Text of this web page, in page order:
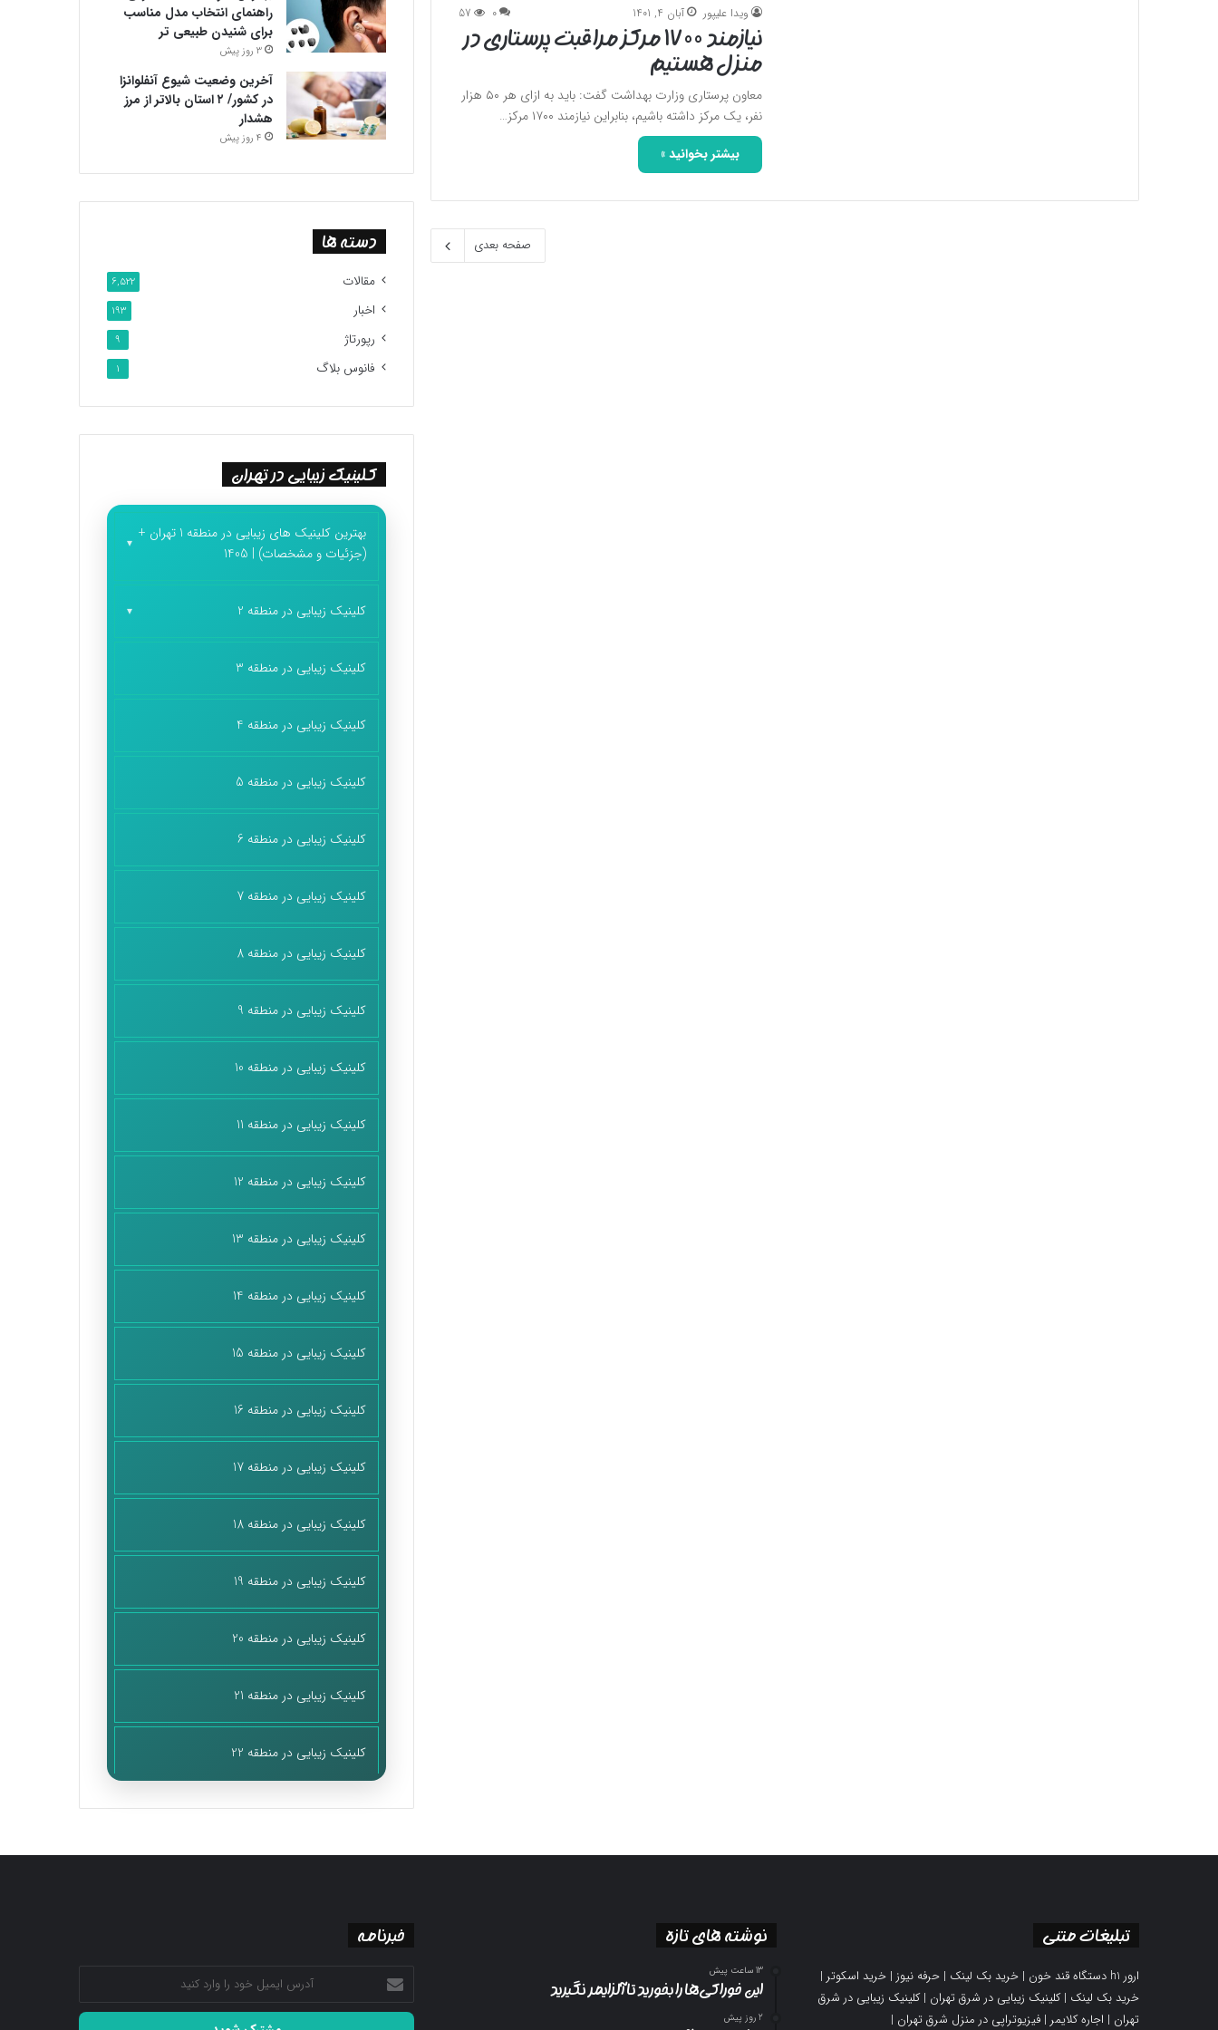
ویدا علیپور آبان 4, 1401 0
57
نیازمند ۱۷۰۰ مرکز مراقبت پرستاری در
منزل هستیم
معاون پرستاری وزارت بهداشت گفت: باید به ازای هر ۵۰ هزار
نفر، یک مرکز داشته باشیم، بنابراین نیازمند ۱۷۰۰ مرکز…
بیشتر بخوانید »
صفحه بعدی
راهنمای انتخاب مدل مناسب
برای شنیدن طبیعی تر
3 روز پیش
آخرین وضعیت شیوع آنفلوانزا
در کشور/ ۲ استان بالاتر از مرز
هشدار
4 روز پیش
دسته ها
مقالات 6,522
اخبار 193
رپورتاژ 9
فانوس بلاگ 1
کلینیک زیبایی در تهران
بهترین کلینیک های زیبایی در منطقه 1 تهران +
(جزئیات و مشخصات) | 1405
کلینیک زیبایی در منطقه 2
کلینیک زیبایی در منطقه 3
کلینیک زیبایی در منطقه 4
کلینیک زیبایی در منطقه 5
کلینیک زیبایی در منطقه 6
کلینیک زیبایی در منطقه 7
کلینیک زیبایی در منطقه 8
کلینیک زیبایی در منطقه 9
کلینیک زیبایی در منطقه 10
کلینیک زیبایی در منطقه 11
کلینیک زیبایی در منطقه 12
کلینیک زیبایی در منطقه 13
کلینیک زیبایی در منطقه 14
کلینیک زیبایی در منطقه 15
کلینیک زیبایی در منطقه 16
کلینیک زیبایی در منطقه 17
کلینیک زیبایی در منطقه 18
کلینیک زیبایی در منطقه 19
کلینیک زیبایی در منطقه 20
کلینیک زیبایی در منطقه 21
کلینیک زیبایی در منطقه 22
تبلیغات متنی
ارور h1 دستگاه قند خون | خرید بک لینک | حرفه نیوز | خرید اسکوتر |
خرید بک لینک |کلینیک زیبایی در شرق تهران |کلینیک زیبایی در شرق
تهران | اجاره کلایمر | فیزیوتراپی در منزل شرق تهران |
نوشته های تازه
13 ساعت پیش
این خوراکی‌ها را بخورید تا آلزایمر نگیرید
2 روز پیش
خبرنامه
آدرس
ایمیل
خود